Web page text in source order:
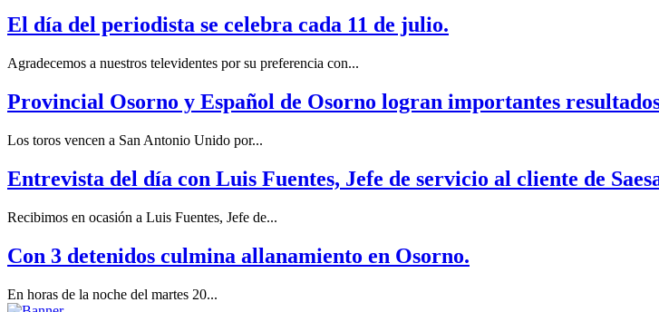
El día del periodista se celebra cada 11 de julio.
Agradecemos a nuestros televidentes por su preferencia con...
Provincial Osorno y Español de Osorno logran importantes
Los toros vencen a San Antonio Unido por...
Entrevista del día con Luis Fuentes, Jefe de servicio al cliente de
Recibimos en ocasión a Luis Fuentes, Jefe de...
Con 3 detenidos culmina allanamiento en Osorno.
En horas de la noche del martes 20...